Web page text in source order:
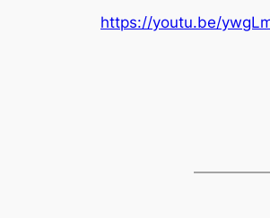
https://youtu.be/